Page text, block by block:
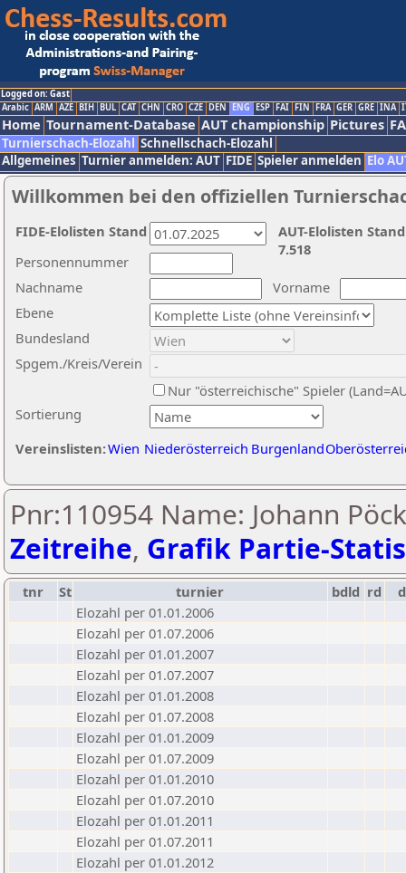
Logged on: Gast
Arabic ARM AZE BIH BUL CAT CHN CRO CZE DEN ENG ESP FAI FIN FRA GER GRE INA
Home Tournament-Database AUT championship Pictures
Turnierschach-Elozahl Schnellschach-Elozahl
Allgemeines Turnier anmelden: AUT FIDE Spieler anmelden Elo
Willkommen bei den offiziellen
Nachname
Vorname
Ebene
Sortierung
Personennummer
Bundesland
Spgem./Kreis/Verein
Nur "österreichische" Spieler
Vereinslisten:Wien Niederösterreich Burgenland
AUT-Elolisten
7.518
FIDE-Elolisten Stand
Pnr:110954 Name: Johann
Zeitreihe, Grafik Partie-
tnr St turnier bdld rd
Elozahl per 01.01.2006
Elozahl per 01.07.2006
Elozahl per 01.01.2007
Elozahl per 01.07.2007
Elozahl per 01.01.2008
Elozahl per 01.07.2008
Elozahl per 01.01.2009
Elozahl per 01.07.2009
Elozahl per 01.01.2010
Elozahl per 01.07.2010
Elozahl per 01.01.2011
Elozahl per 01.07.2011
Elozahl per 01.01.2012